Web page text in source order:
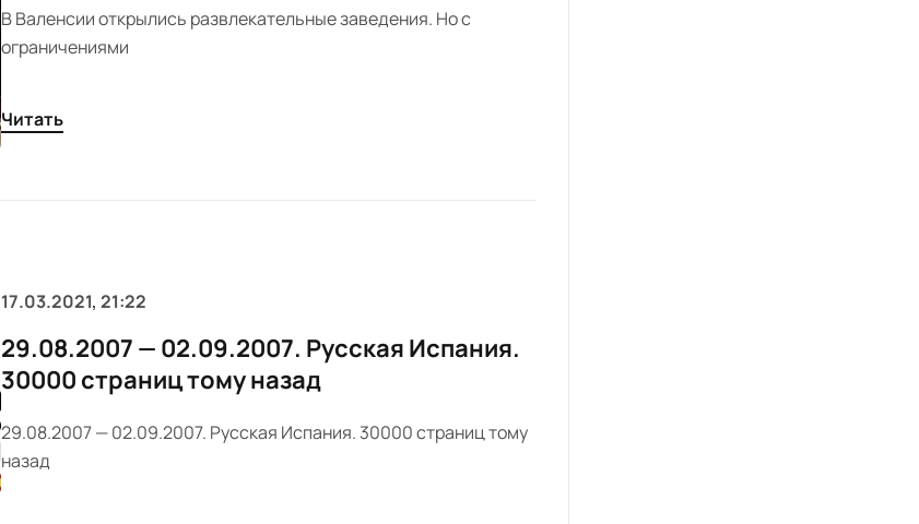
В Валенсии открылись развлекательные заведения. Но с
ограничениями
Читать
17.03.2021, 21:22
29.08.2007 — 02.09.2007. Русская Испания.
30000 страниц тому назад
29.08.2007 — 02.09.2007. Русская Испания. 30000 страниц тому
назад